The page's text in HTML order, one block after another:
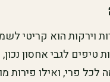
וירקות הוא קריטי
טיפים לגבי אחסון נכון,
פרי, ואילו פירות